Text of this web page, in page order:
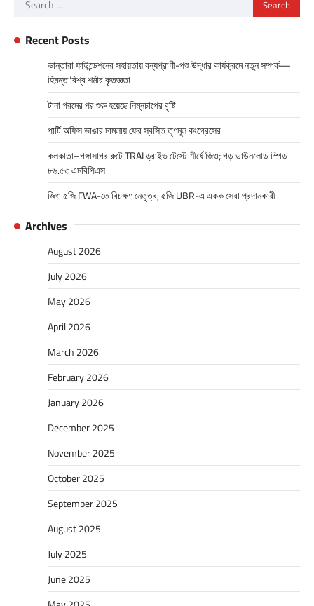
Recent Posts
ভান্তারা ফাউন্ডেশনের সহায়তায় বন্যপ্রাণী-পশু উদ্ধার কার্যক্রমে নতুন সম্পর্ক—
হিমন্ত বিশ্ব শর্মার কৃতজ্ঞতা
টানা গরমের পর শুরু হয়েছে নিম্নচাপের বৃষ্টি
পার্টি অফিস ভাঙার মামলায় ফের স্বস্তি তৃণমূল কংগ্রেসের
কলকাতা–গঙ্গাসাগর রুটে TRAI ড্রাইভ টেস্টে শীর্ষে জিও; গড় ডাউনলোড স্পিড
৮৬.৫৩ এমবিপিএস
জিও ৫জি FWA-তে বিচক্ষণ নেতৃত্ব, ৫জি UBR-এ একক সেবা প্রদানকারী
Archives
August 2026
July 2026
May 2026
April 2026
March 2026
February 2026
January 2026
December 2025
November 2025
October 2025
September 2025
August 2025
July 2025
June 2025